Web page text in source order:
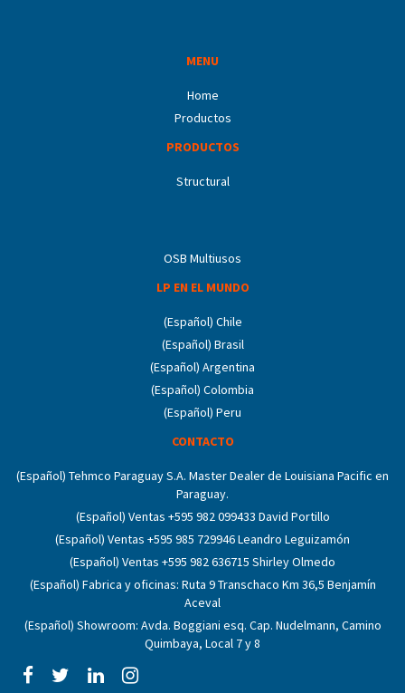
MENU
Home
Productos
PRODUCTOS
Structural
OSB Multiusos
LP EN EL MUNDO
(Español) Chile
(Español) Brasil
(Español) Argentina
(Español) Colombia
(Español) Peru
CONTACTO
(Español) Tehmco Paraguay S.A. Master Dealer de Louisiana Pacific en
Paraguay.
(Español) Ventas +595 982 099433 David Portillo
(Español) Ventas +595 985 729946 Leandro Leguizamón
(Español) Ventas +595 982 636715 Shirley Olmedo
(Español) Fabrica y oficinas: Ruta 9 Transchaco Km 36,5 Benjamín
Aceval
(Español) Showroom: Avda. Boggiani esq. Cap. Nudelmann, Camino
Quimbaya, Local 7 y 8